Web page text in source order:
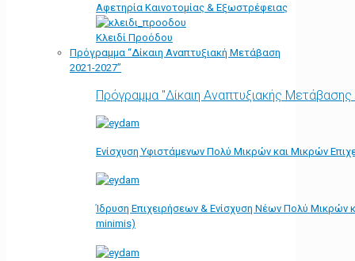
Αφετηρία Kαινοτομίας & Εξωστρέφειας
Κλειδί Προόδου
Πρόγραμμα “Δίκαιη Αναπτυξιακή Μετάβαση
2021-2027”
Πρόγραμμα "Δίκαιη Αναπτυξιακής
Ενίσχυση Υφιστάμενων Πολύ Μικρών και Μικρών
Ίδρυση Επιχειρήσεων & Ενίσχυση Νέων Πολύ Μικρών
minimis)